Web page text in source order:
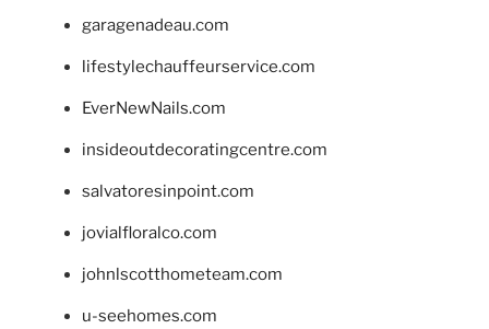
garagenadeau.com
lifestylechauffeurservice.com
EverNewNails.com
insideoutdecoratingcentre.com
salvatoresinpoint.com
jovialfloralco.com
johnlscotthometeam.com
u-seehomes.com